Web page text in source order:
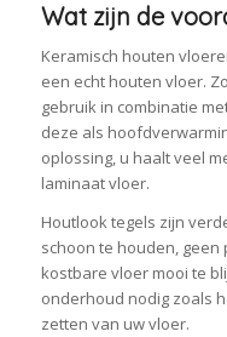
Wat zijn de
Keramisch houten
een echt houten vloer.
gebruik in combinatie
deze als
oplossing, u haalt veel
laminaat vloer.
Houtlook tegels zijn
schoon te houden,
kostbare vloer mooi te
onderhoud nodig zoals
zetten van uw vloer.